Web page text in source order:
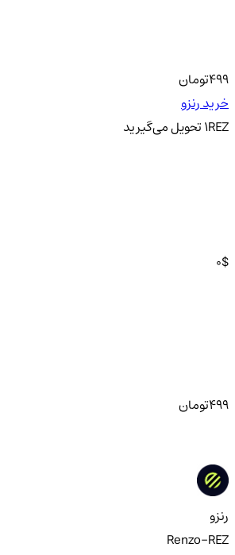
499تومان
خرید رنزو
1REZ تحویلمی‌گیرید
0$
499تومان
رنزو
Renzo-REZ